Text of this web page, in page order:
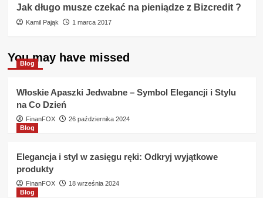
Jak długo musze czekać na pieniądze z Bizcredit ?
Kamil Pająk 1 marca 2017
You may have missed
Blog
Włoskie Apaszki Jedwabne – Symbol Elegancji i Stylu
na Co Dzień
FinanFOX
26 października 2024
Blog
Elegancja i styl w zasięgu ręki: Odkryj wyjątkowe
produkty
FinanFOX
18 września 2024
Blog